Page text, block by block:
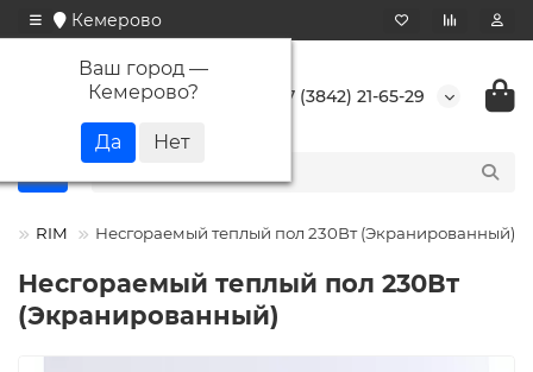
Кемерово
Ваш город —
Кемерово? +7 (3842) 21-65-29
RIM Несгораемый теплый пол 230Вт (Экранированный)
Несгораемый теплый пол 230Вт
(Экранированный)